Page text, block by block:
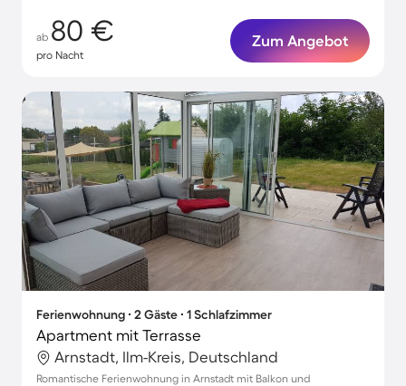
ab 80 €
pro Nacht
Zum Angebot
Ferienwohnung ∙ 2 Gäste ∙ 1 Schlafzimmer
Apartment mit Terrasse
Arnstadt, Ilm-Kreis, Deutschland
Romantische Ferienwohnung in Arnstadt mit Balkon und